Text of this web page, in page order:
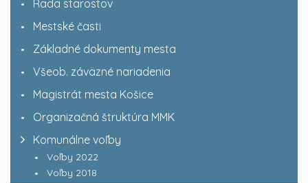
Rada starostov
Mestské časti
Základné dokumenty mesta
Všeob. záväzné nariadenia
Magistrát mesta Košice
Organizačná štruktúra MMK
Komunálne voľby
Voľby 2022
Voľby 2018